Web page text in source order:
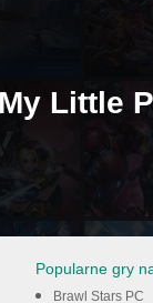
Little
Popularne gry
Brawl Stars PC